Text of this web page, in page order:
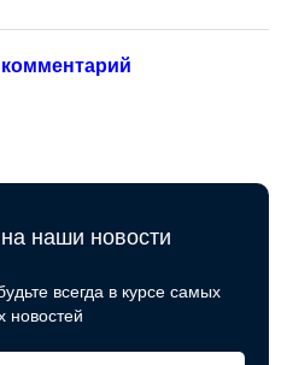
наши новости
всегда в курсе самых
новостей